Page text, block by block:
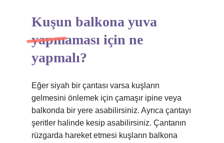
Kuşun balkona yuva
yapmaması için ne
yapmalı?
Eğer siyah bir çantası varsa kuşların
gelmesini önlemek için çamaşır ipine veya
balkonda bir yere asabilirsiniz. Ayrıca çantayı
şeritler halinde kesip asabilirsiniz. Çantanın
rüzgarda hareket etmesi kuşların balkona